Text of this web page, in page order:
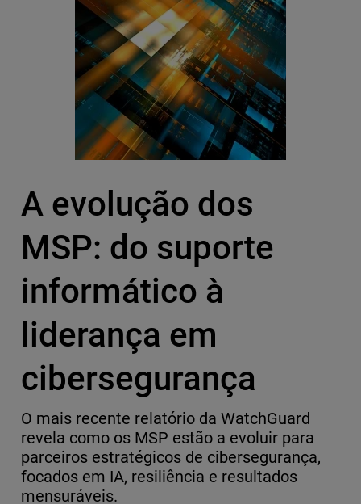
A evolução dos
MSP: do suporte
informático à
liderança em
cibersegurança
O mais recente relatório da WatchGuard
revela como os MSP estão a evoluir para
parceiros estratégicos de cibersegurança,
focados em IA, resiliência e resultados
mensuráveis.